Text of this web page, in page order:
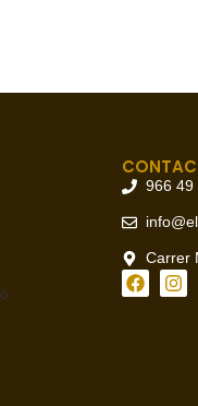
966 49
Carrer